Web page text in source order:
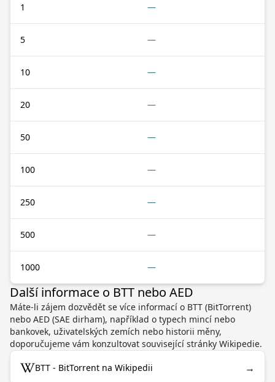
1 —
5 —
10 —
20 —
50 —
100 —
250 —
500 —
1000 —
Další informace o BTT nebo AED
Máte-li zájem dozvědět se více informací o BTT (BitTorrent)
nebo AED (SAE dirham), například o typech mincí nebo
bankovek, uživatelských zemích nebo historii měny,
doporučujeme vám konzultovat související stránky Wikipedie.
BTT - BitTorrent na Wikipedii →